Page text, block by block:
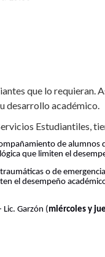
que lo requieran.
desarrollo académico.
Estudiantiles,
de alumnos
que limiten el
o de
el desempeño
Lic. Garzón (miércoles y